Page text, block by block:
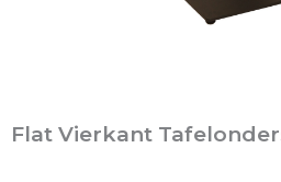
Flat Vierkant